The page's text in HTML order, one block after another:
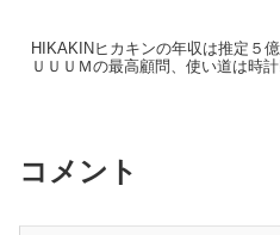
HIKAKINヒカキンの年収は推定５億
ＵＵＵＭの最高顧問、使い道は時
コメント